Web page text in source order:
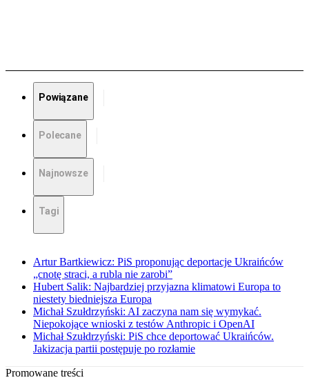
Powiązane
Polecane
Najnowsze
Tagi
Artur Bartkiewicz: PiS proponując deportacje Ukraińców
„cnotę straci, a rubla nie zarobi”
Hubert Salik: Najbardziej przyjazna klimatowi Europa to
niestety biedniejsza Europa
Michał Szułdrzyński: AI zaczyna nam się wymykać.
Niepokojące wnioski z testów Anthropic i OpenAI
Michał Szułdrzyński: PiS chce deportować Ukraińców.
Jakizacja partii postępuje po rozłamie
Promowane treści